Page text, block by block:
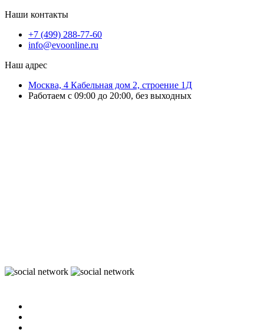
Наши контакты
+7 (499) 288-77-60
info@evoonline.ru
Наш адрес
Москва, 4 Кабельная дом 2, строение 1Д
Работаем с 09:00 до 20:00, без выходных